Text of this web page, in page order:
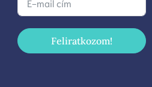
Feliratkozom!